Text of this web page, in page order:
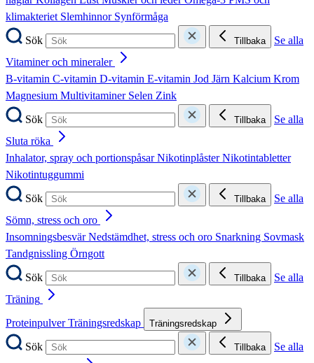
klimakteriet Slemhinnor Synförmåga
Sök
Tillbaka
Se alla
Vitaminer och mineraler
B-vitamin C-vitamin D-vitamin E-vitamin Jod Järn Kalcium Krom
Magnesium Multivitaminer Selen Zink
Sök
Tillbaka
Se alla
Sluta röka
Inhalator, spray och portionspåsarNikotinplåsterNikotintabletter
Nikotintuggummi
Sök
Tillbaka
Se alla
Sömn, stress och oro
InsomningsbesvärNedstämdhet, stress och oro Snarkning Sovmask
Tandgnissling Örngott
Sök
Tillbaka
Se alla
Träning
ProteinpulverTräningsredskap Träningsredskap
Sök Tillbaka
Se alla